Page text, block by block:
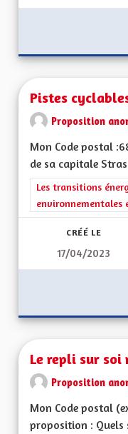
Pistes
Proposition
Mon Code postal
de sa capitale
Filtrer les résultats
Les transitions
environnementales
CRÉÉ LE
17/04/2023
Le repli sur
Proposition
Mon Code postal
proposition :